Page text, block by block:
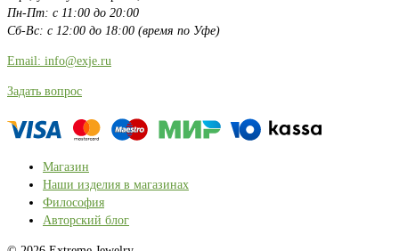
Пн-Пт: с 11:00 до 20:00
Сб-Вс: с 12:00 до 18:00 (время по Уфе)
Email: info@exje.ru
Задать вопрос
Магазин
Наши изделия в магазинах
Философия
Авторский блог